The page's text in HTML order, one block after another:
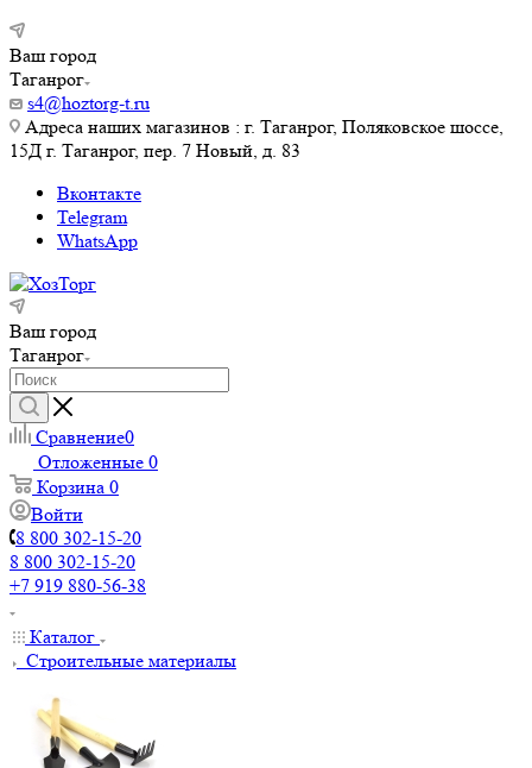
Ваш город
Таганрог
s4@hoztorg-t.ru
Адреса наших магазинов : г. Таганрог, Поляковское шоссе,
15Д г. Таганрог, пер. 7 Новый, д. 83
Вконтакте
Telegram
WhatsApp
Ваш город
Таганрог
Сравнение0
Отложенные 0
Корзина 0
Войти
8 800 302-15-20
8 800 302-15-20
+7 919 880-56-38
Каталог
Строительные материалы